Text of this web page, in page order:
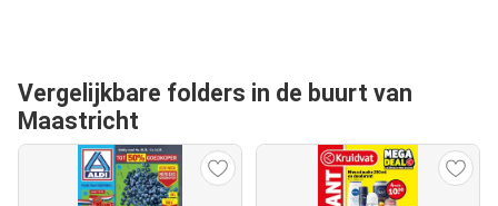
Vergelijkbare folders in de buurt van
Maastricht